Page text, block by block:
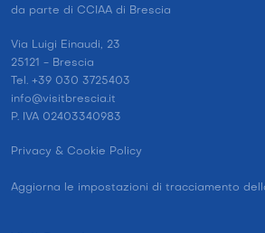
da parte di CCIAA di Brescia
Via Luigi Einaudi, 23
25121 - Brescia
Tel. +39 030 3725403
info@visitbrescia.it
P. IVA 02403340983
Privacy & Cookie Policy
Aggiorna le impostazioni di tracciamento